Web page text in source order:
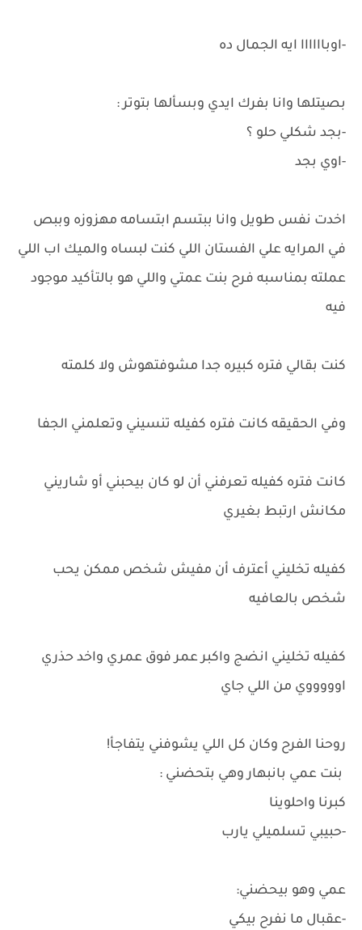
-اوباااااا ايه الجمال ده
بصيتلها وانا بفرك ايدي وبسألها بتوتر :
-بجد شكلي حلو ؟
-اوي بجد
اخدت نفس طويل وانا ببتسم ابتسامه مهزوزه وببص
في المرايه علي الفستان اللي كنت لبساه والميك اب اللي
عملته بمناسبه فرح بنت عمتي واللي هو بالتأكيد موجود
فيه
كنت بقالي فتره كبيره جدا مشوفتهوش ولا كلمته
وفي الحقيقه كانت فتره كفيله تنسيني وتعلمني الجفا
كانت فتره كفيله تعرفني أن لو كان بيحبني أو شاريني
مكانش ارتبط بغيري
كفيله تخليني أعترف أن مفيش شخص ممكن يحب
شخص بالعافيه
كفيله تخليني انضج واكبر عمر فوق عمري واخد حذري
اوووووي من اللي جاي
روحنا الفرح وكان كل اللي يشوفني يتفاجأ!
بنت عمي بانبهار وهي بتحضني :
كبرنا واحلوينا
-حبيبي تسلميلي يارب
عمي وهو بيحضني:
-عقبال ما نفرح بيكي